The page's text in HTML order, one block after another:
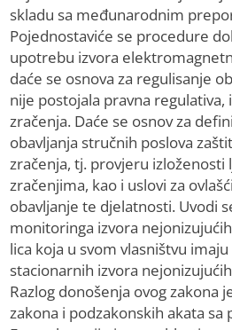
skladu sa međunarodnim
Pojednostaviće se procedure
upotrebu izvora
daće se osnova za regulisanje
nije postojala pravna regulativa,
zračenja. Daće se osnov za
obavljanja stručnih poslova
zračenja, tj. provjeru izloženosti
zračenjima, kao i uslovi za
obavljanje te djelatnosti. Uvodi
monitoringa izvora
lica koja u svom vlasništvu
stacionarnih izvora
Razlog donošenja ovog zakona
zakona i podzakonskih akata